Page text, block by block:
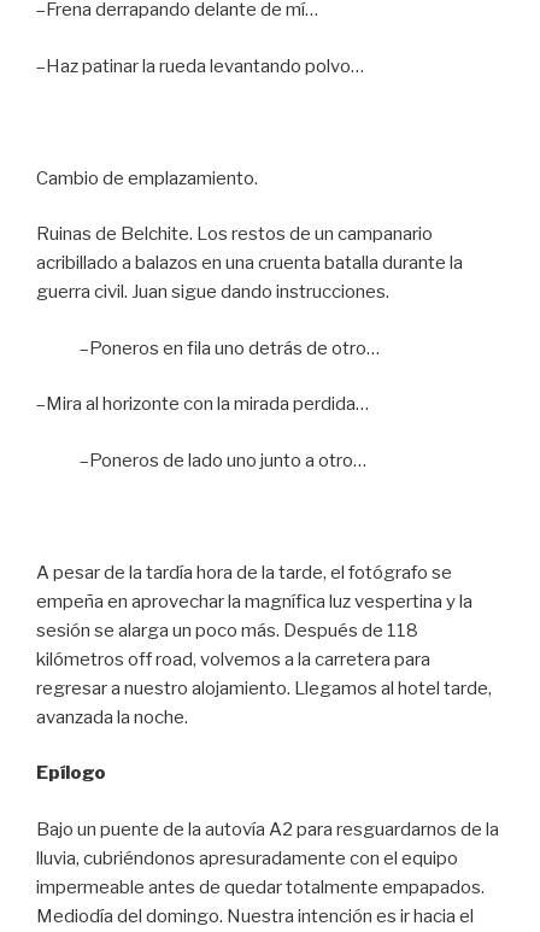
–Frena derrapando delante de mí…
–Haz patinar la rueda levantando polvo…
Cambio de emplazamiento.
Ruinas de Belchite. Los restos de un campanario
acribillado a balazos en una cruenta batalla durante la
guerra civil. Juan sigue dando instrucciones.
–Poneros en fila uno detrás de otro…
–Mira al horizonte con la mirada perdida…
–Poneros de lado uno junto a otro…
A pesar de la tardía hora de la tarde, el fotógrafo se
empeña en aprovechar la magnífica luz vespertina y la
sesión se alarga un poco más. Después de 118
kilómetros off road, volvemos a la carretera para
regresar a nuestro alojamiento. Llegamos al hotel tarde,
avanzada la noche.
Epílogo
Bajo un puente de la autovía A2 para resguardarnos de la
lluvia, cubriéndonos apresuradamente con el equipo
impermeable antes de quedar totalmente empapados.
Mediodía del domingo. Nuestra intención es ir hacia el